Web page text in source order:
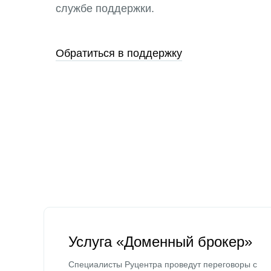
службе поддержки.
Обратиться в поддержку
Услуга «Доменный брокер»
Специалисты Руцентра проведут переговоры с